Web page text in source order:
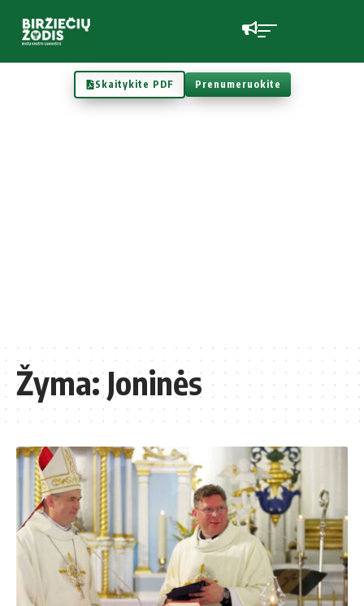
Skaitykite PDF Prenumeruokite
Žyma:Joninės